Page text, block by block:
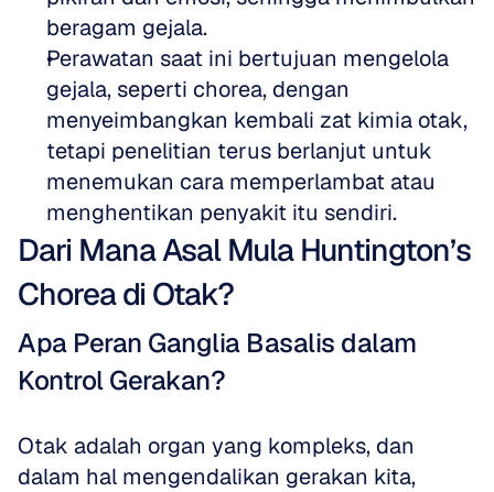
beragam gejala.
Perawatan saat ini bertujuan mengelola
gejala, seperti chorea, dengan
menyeimbangkan kembali zat kimia otak,
tetapi penelitian terus berlanjut untuk
menemukan cara memperlambat atau
menghentikan penyakit itu sendiri.
Dari Mana Asal Mula Huntington’s
Chorea di Otak?
Apa Peran Ganglia Basalis dalam
Kontrol Gerakan?
Otak adalah organ yang kompleks, dan
dalam hal mengendalikan gerakan kita,